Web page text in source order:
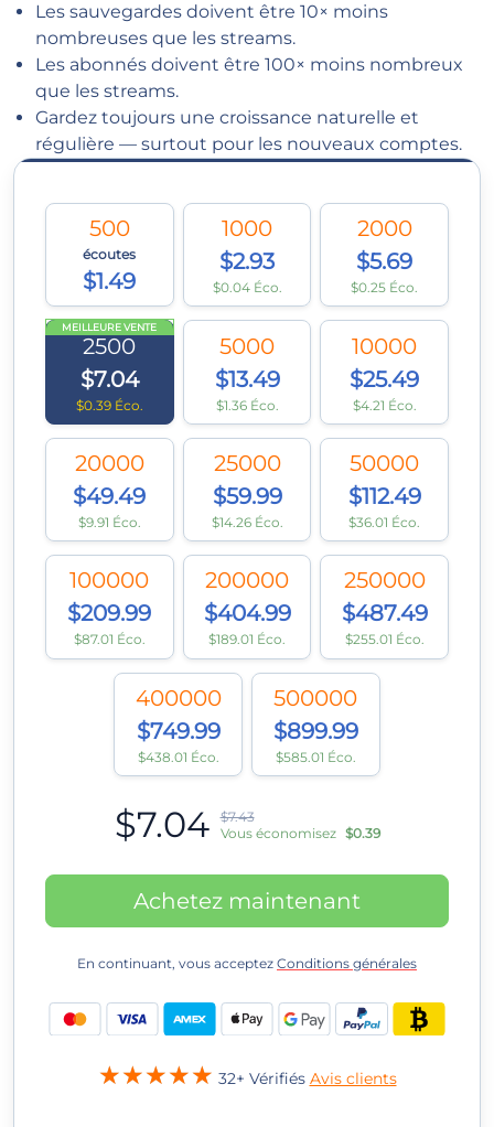
Les sauvegardes doivent être 10× moins
nombreuses que les streams.
Les abonnés doivent être 100× moins nombreux
que les streams.
Gardez toujours une croissance naturelle et
régulière — surtout pour les nouveaux comptes.
500
écoutes
$1.49
1000
$2.93
$0.04 Éco.
2000
$5.69
$0.25 Éco.
MEILLEURE VENTE
2500
$7.04
$0.39 Éco.
5000
$13.49
$1.36 Éco.
10000
$25.49
$4.21 Éco.
20000
$49.49
$9.91 Éco.
25000
$59.99
$14.26 Éco.
50000
$112.49
$36.01 Éco.
100000
$209.99
$87.01 Éco.
200000
$404.99
$189.01 Éco.
250000
$487.49
$255.01 Éco.
400000
$749.99
$438.01 Éco.
500000
$899.99
$585.01 Éco.
$7.04
$7.43
Vous économisez $0.39
Achetez maintenant
En continuant, vous acceptez Conditions générales
32+ Vérifiés Avis clients